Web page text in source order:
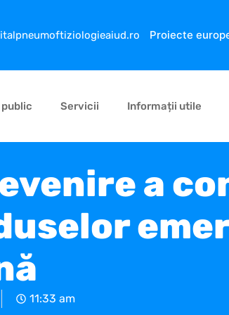
Proiecte
Servicii Informații utile
a
11:33 am